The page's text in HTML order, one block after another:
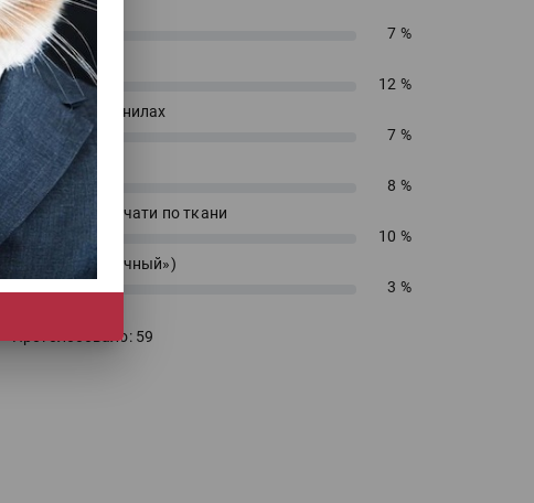
Латекс
7%
7 %
Экосольвент
12%
12 %
На водных чернилах
7%
7 %
Сублимацию
8%
8 %
Для прямой печати по ткани
10%
10 %
ДТГ («футболочный»)
3 %
Проголосовало: 59